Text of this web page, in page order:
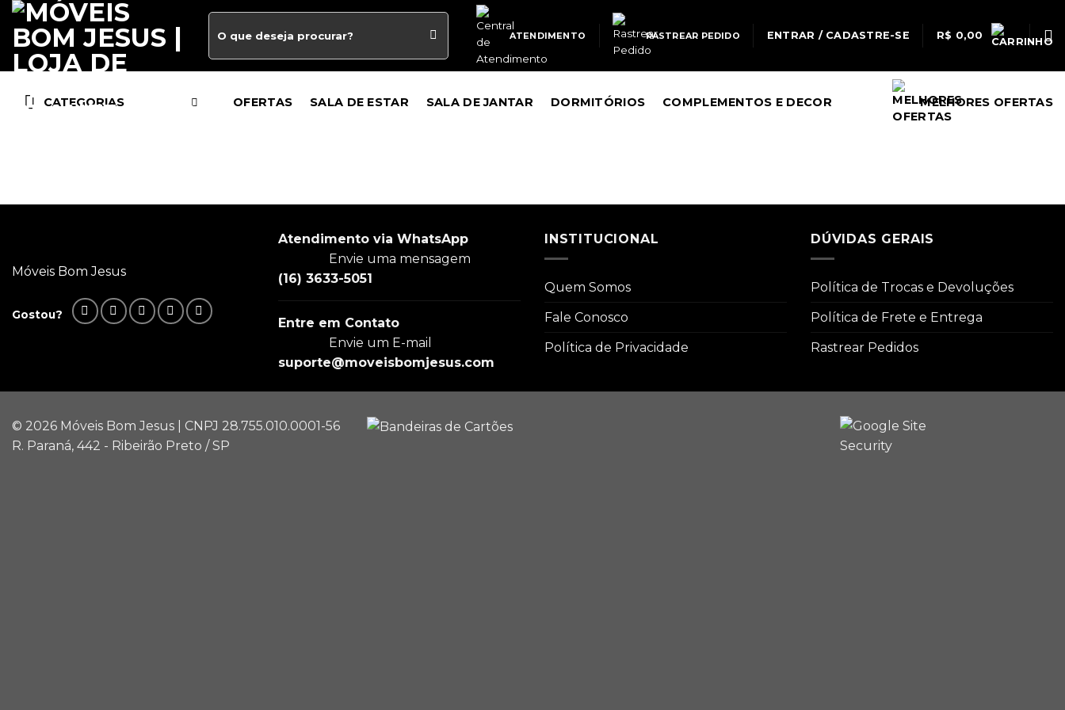
ATENDIMENTO RASTREAR PEDIDO ENTRAR / CADASTRE-SE R$ 0,00
CATEGORIAS OFERTAS SALA DE ESTAR SALA DE JANTAR DORMITÓRIOS COMPLEMENTOS E DECOR MELHORES OFERTAS
Móveis Bom Jesus
Gostou?
Atendimento via WhatsApp
Envie uma mensagem
(16) 3633-5051
Entre em Contato
Envie um E-mail
suporte@moveisbomjesus.com
INSTITUCIONAL
Quem Somos
Fale Conosco
Política de Privacidade
DÚVIDAS GERAIS
Política de Trocas e Devoluções
Política de Frete e Entrega
Rastrear Pedidos
© 2026 Móveis Bom Jesus | CNPJ 28.755.010.0001-56
R. Paraná, 442 - Ribeirão Preto / SP